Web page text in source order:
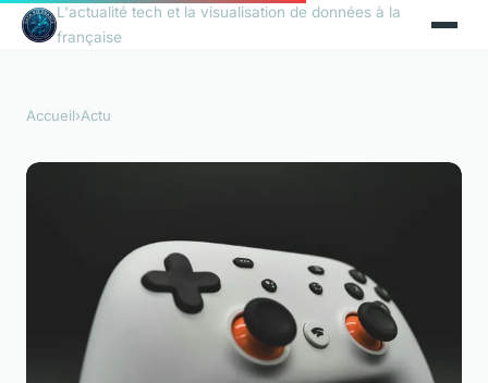
L'actualité tech et la visualisation de données à la
française
Accueil›Actu